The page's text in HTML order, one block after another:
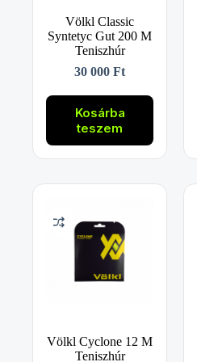
Völkl Classic
Syntetyc Gut 200 M
Teniszhúr
30 000Ft
Kosárba
teszem
Völkl Cyclone 12 M
Teniszhúr